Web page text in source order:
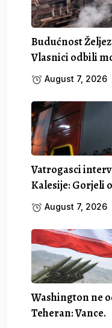
Budućnost
Vlasnici odbili
August 7, 2026
Vatrogasci
Kalesije: Gorjeli
August 7, 2026
Washington ne
Teheran: Vance.